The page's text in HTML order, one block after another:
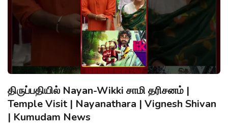
திருப்பதியில் Nayan-Wikki சாமி தரிசனம் |
Temple Visit | Nayanathara | Vignesh Shivan
| Kumudam News